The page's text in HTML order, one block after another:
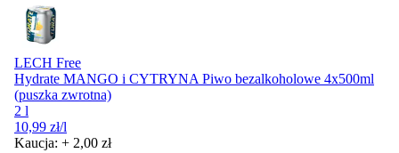
LECH Free
Hydrate MANGO i CYTRYNA Piwo bezalkoholowe 4x500ml
(puszka zwrotna)
2 l
10,99 zł/l
Kaucja: + 2,00 zł